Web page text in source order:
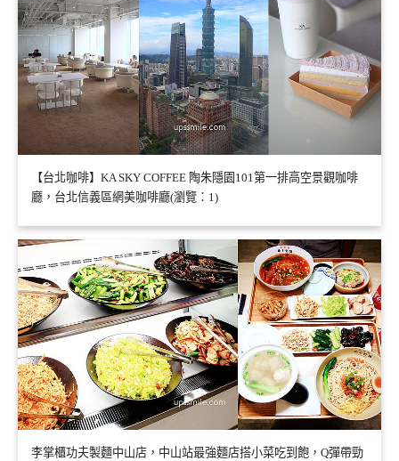
【台北咖啡】KA SKY COFFEE 陶朱隱園101第一排高空景觀咖啡
廳，台北信義區網美咖啡廳(瀏覽：1)
李掌櫃功夫製麵中山店，中山站最強麵店搭小菜吃到飽，Q彈帶勁